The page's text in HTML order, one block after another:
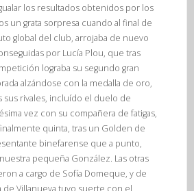
los resultados obtenidos por los
un grata sorpresa cuando al final de
global del club, arrojaba de nuevo
por Lucía Plou, que tras
lograba su segundo gran
alzándose con la medalla de oro,
sus rivales, incluído el duelo de
vez con su compañera de fatigas,
quinta, tras un Golden de
binefarense que a punto,
pequeña González. Las otras
a cargo de Sofía Domeque, y de